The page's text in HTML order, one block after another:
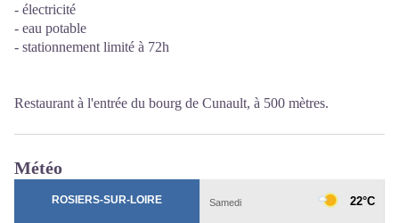
- électricité
- eau potable
- stationnement limité à 72h
Restaurant à l'entrée du bourg de Cunault, à 500 mètres.
Météo